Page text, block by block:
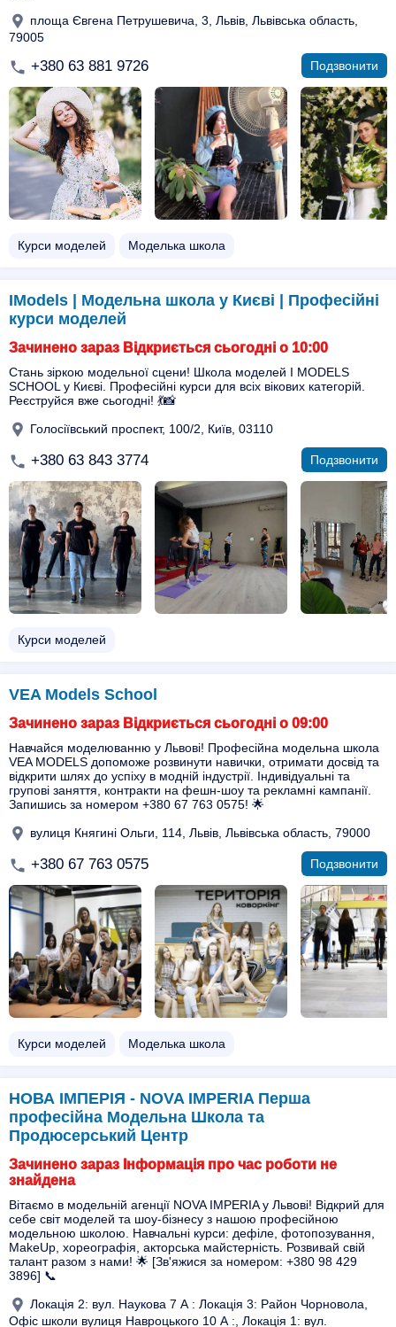
площа Євгена Петрушевича, 3, Львів, Львівська область,
79005
+380 63 881 9726 Подзвонити
Курси моделей Моделька школа
IModels | Модельна школа у Києві | Професійні
курси моделей
Зачинено зараз Відкриється сьогодні о 10:00
Стань зіркою модельної сцени! Школа моделей I MODELS
SCHOOL у Києві. Професійні курси для всіх вікових категорій.
Реєструйся вже сьогодні! 💃📸
Голосіївський проспект, 100/2, Київ, 03110
+380 63 843 3774 Подзвонити
Курси моделей
VEA Models School
Зачинено зараз Відкриється сьогодні о 09:00
Навчайся моделюванню у Львові! Професійна модельна школа
VEA MODELS допоможе розвинути навички, отримати досвід та
відкрити шлях до успіху в модній індустрії. Індивідуальні та
групові заняття, контракти на фешн-шоу та рекламні кампанії.
Запишись за номером +380 67 763 0575! 🌟
вулиця Княгині Ольги, 114, Львів, Львівська область, 79000
+380 67 763 0575 Подзвонити
Курси моделей Моделька школа
НОВА ІМПЕРІЯ - NOVA IMPERIA Перша
професійна Модельна Школа та
Продюсерський Центр
Зачинено зараз Інформація про час роботи не
знайдена
Вітаємо в модельній агенції NOVA IMPERIA у Львові! Відкрий для
себе світ моделей та шоу-бізнесу з нашою професійною
модельною школою. Навчальні курси: дефіле, фотопозування,
MakeUp, хореографія, акторська майстерність. Розвивай свій
талант разом з нами! 🌟 [Зв'яжися за номером: +380 98 429
3896] 📞
Локація 2: вул. Наукова 7 А : Локація 3: Район Чорновола,
Офіс школи вулиця Навроцького 10 А :, Локація 1: вул.